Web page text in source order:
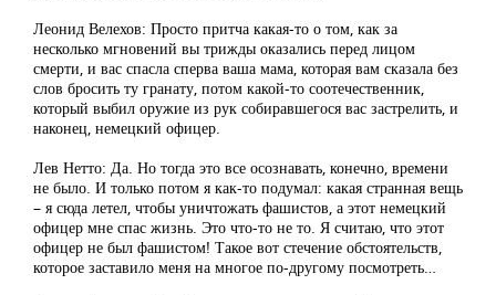
Леонид Велехов: Просто притча какая-то о том, как за
несколько мгновений вы трижды оказались перед лицом
смерти, и вас спасла сперва ваша мама, которая вам сказала без
слов бросить ту гранату, потом какой-то соотечественник,
который выбил оружие из рук собиравшегося вас застрелить, и
наконец, немецкий офицер.
Лев Нетто: Да. Но тогда это все осознавать, конечно, времени
не было. И только потом я как-то подумал: какая странная вещь
– я сюда летел, чтобы уничтожать фашистов, а этот немецкий
офицер мне спас жизнь. Это что-то не то. Я считаю, что этот
офицер не был фашистом! Такое вот стечение обстоятельств,
которое заставило меня на многое по-другому посмотреть…